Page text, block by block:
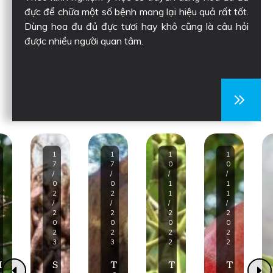
đực để chữa một số bệnh mang lại hiệu quả rất tốt.
Dùng hoa đu đủ đực tươi hay khô cũng là câu hỏi
được nhiều người quan tâm.
1
7
/
0
2
/
2
0
2
3
S
1
7
/
0
2
/
2
0
2
3
T
1
0
/
1
1
/
2
0
2
2
T
1
0
/
1
1
/
2
0
2
2
T